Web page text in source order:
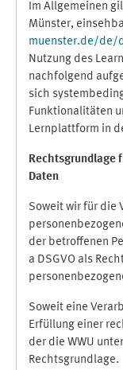
Im Allgemeinen
Münster,
muenster.de/de/
Nutzung des
nachfolgend
sich
Funktionalitäten
Lernplattform in
Rechtsgrundlage
Daten
Soweit wir für die
der betroffenen
a DSGVO als
Soweit eine
Erfüllung einer
der die WWU
Rechtsgrundlage.